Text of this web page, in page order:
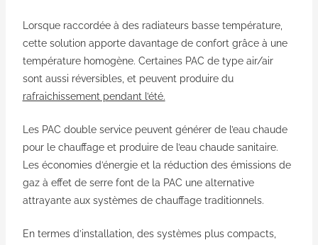
Lorsque raccordée à des radiateurs basse température,
cette solution apporte davantage de confort grâce à une
température homogène. Certaines PAC de type air/air
sont aussi réversibles, et peuvent produire du
rafraichissement pendant l’été.
Les PAC double service peuvent générer de l’eau chaude
pour le chauffage et produire de l’eau chaude sanitaire.
Les économies d’énergie et la réduction des émissions de
gaz à effet de serre font de la PAC une alternative
attrayante aux systèmes de chauffage traditionnels.
En termes d’installation, des systèmes plus compacts,